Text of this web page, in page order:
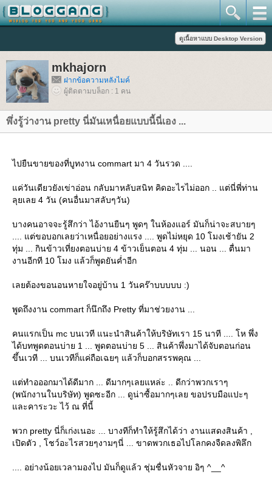
mkhajorn
ฝากข้อความหลังไมค์
ผู้ติดตามบล็อก : 1 คน
พึ่งรู้ว่างาน pretty นี่มันเหนื่อยแบบนี้นี่เอง ...
ไปยืนขายของที่บูทงาน commart มา 4 วันรวด ....
ค่วันเดียวยังเข่าอ่อน กลับมาหลับสนิท คิดอะไรไม่ออก .. แต่นี่พี่ท่าน
ลุยเลย 4 วัน (คนอื่นมาสลับๆวัน)
บางคนอาจจะรู้สึกว่า ไอ้งานยืนๆ พูดๆ ในห้องแอร์ มันก็น่าจะสบายๆ
.... แต่ขอบอกเลยว่าเหนื่อยอย่างแรง .... พูดไม่หยุด 10 โมงเช้ายัน 2
ทุ่ม ... กินข้าวเที่ยงตอนบ่าย 4 ข้าวเย็นตอน 4 ทุ่ม ... นอน ... ตื่นมา
งานอีกที 10 โมง แล้วก็พูดยันค่ำอีก
เลยต้องขอนอนหายใจอยู่บ้าน 1 วันคร๊าบบบบบ :)
พูดถึงงาน commart ก็นึกถึง Pretty ที่มาช่วยงาน ...
คนแรกเป็น mc บนเวที แนะนำสินค้าให้บริษัทเรา 15 นาที .... โห พึ่ง
ได้บทพูดตอนบ่าย 1 ... พูดตอนบ่าย 5 ... สินค้าพึ่งมาได้จับตอนก่อน
ขึ้นเวที ... บนเวทีก็แค่ถือเฉยๆ แล้วก็บอกสรรพคุณ ...
ต่ทำอออกมาได้ดีมาก ... ดีมากๆเลยแหล่ะ .. ดีกว่าพวกเราๆ
(พนักงานในบริษัท) พูดซะอีก ... ดูน่าซื้อมากๆเลย ขอปรบมือแปะๆ
ละคาระวะ ไว้ ณ ที่นี้
พวก pretty นี่ก็เก่งเนอะ ... บางทีก็ทำให้รู้สึกได้ว่า งานแสดงสินค้า ,
เปิดตัว , โชว์อะไรสวยๆงามๆนี่ ... ขาดพวกเธอไปโลกคงจืดลงพิลึก
.... อย่างน้อยเวลามองไป มันก็ดูแล้ว ชุ่มชื่นหัวจาย อิๆ ^__^